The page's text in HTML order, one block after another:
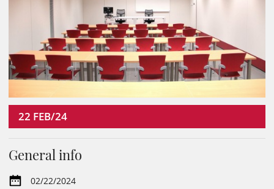
22 FEB/24
General info
02/22/2024